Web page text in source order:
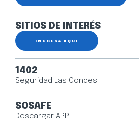
SITIOS DE INTERÉS
INGRESA AQUÍ
1402
Seguridad Las Condes
SOSAFE
Descargar APP